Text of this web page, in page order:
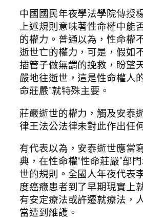
中國國民年夜學法學院傳授
上述規則意味著性命權中能
的權力。普通以為，性命權
逝世亡的權力，可是，假如
插管子做無謂的挽救，盼望
嚴地往逝世，這是性命權人
命莊嚴”就特殊主要。
莊嚴逝世的權力，觸及安泰
律王法公法律未對此作出任
有代表以為，安泰逝世應當
典，在性命權“性命莊嚴”部
世的規則。全國人年夜代表
度癌癥患者到了早期現實上
有安定療法或許遷就療法，
當遭到維護。